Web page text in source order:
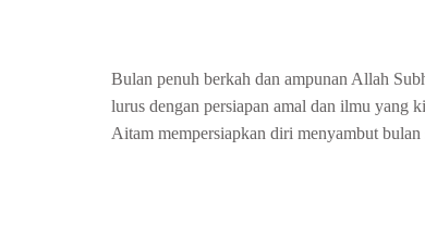
Bulan penuh berkah dan ampunan Allah
lurus dengan persiapan amal dan ilmu yang
Aitam mempersiapkan diri menyambut